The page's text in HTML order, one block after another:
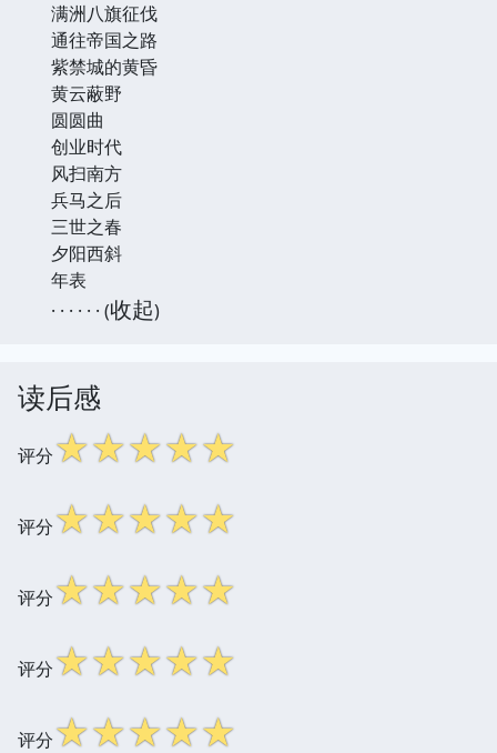
满洲八旗征伐
通往帝国之路
紫禁城的黄昏
黄云蔽野
圆圆曲
创业时代
风扫南方
兵马之后
三世之春
夕阳西斜
年表
· · · · · · (收起)
读后感
评分☆☆☆☆☆
评分☆☆☆☆☆
评分☆☆☆☆☆
评分☆☆☆☆☆
评分☆☆☆☆☆